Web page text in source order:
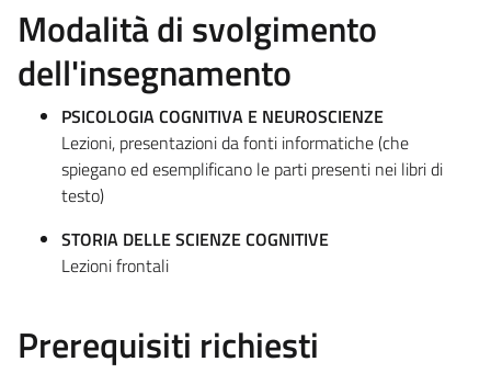
Modalità di svolgimento
dell'insegnamento
PSICOLOGIA COGNITIVA E NEUROSCIENZE
Lezioni, presentazioni da fonti informatiche (che
spiegano ed esemplificano le parti presenti nei libri di
testo)
STORIA DELLE SCIENZE COGNITIVE
Lezioni frontali
Prerequisiti richiesti